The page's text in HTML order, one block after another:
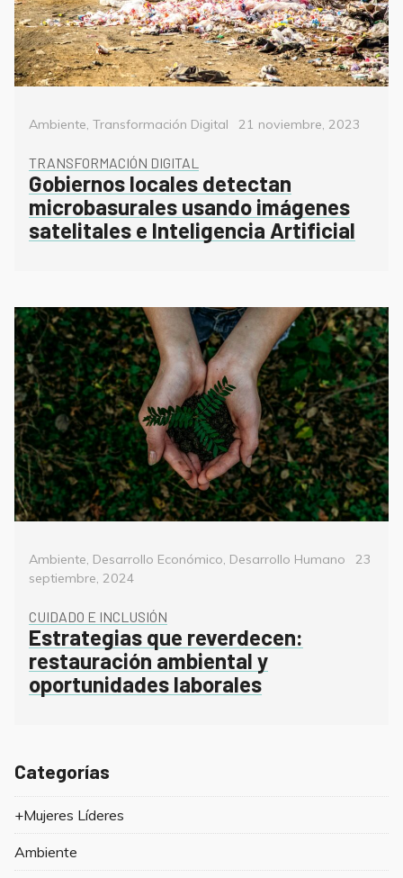
Categorías
Ambiente Transformación Digital
Posted
21 noviembre, 2023
TRANSFORMACIÓN DIGITAL
Gobiernos locales detectan
microbasurales usando imágenes
satelitales e Inteligencia Artificial
Categorías
Ambiente, Desarrollo Económico, Desarrollo Humano
Posted
23
septiembre, 2024
CUIDADO E INCLUSIÓN
Estrategias que reverdecen:
restauración ambiental y
oportunidades laborales
Categorías
+Mujeres Líderes
Ambiente